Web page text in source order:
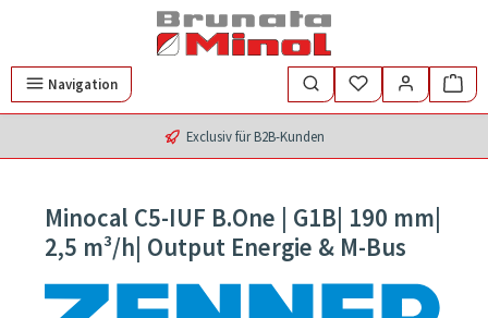
Zum Hauptinhalt springen
Navigation
Exclusiv für B2B-Kunden
Minocal C5-IUF B.One | G1B| 190 mm|
2,5 m³/h| Output Energie & M-Bus